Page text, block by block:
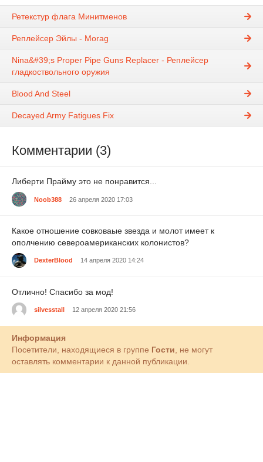
Ретекстур флага Минитменов
Реплейсер Эйлы - Morag
Nina&#39;s Proper Pipe Guns Replacer - Реплейсер
гладкоствольного оружия
Blood And Steel
Decayed Army Fatigues Fix
Комментарии (3)
Либерти Прайму это не понравится...
Noob388 26 апреля 2020 17:03
Какое отношение совковаые звезда и молот имеет к
ополчению североамериканских колонистов?
DexterBlood 14 апреля 2020 14:24
Отлично! Спасибо за мод!
silvesstall 12 апреля 2020 21:56
Информация
Посетители, находящиеся в группе Гости , не могут
оставлять комментарии к данной публикации.